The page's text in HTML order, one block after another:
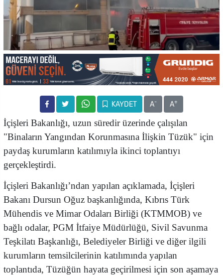
KAYDET A- A+
İçişleri Bakanlığı, uzun süredir üzerinde çalışılan
"Binaların Yangından Korunmasına İlişkin Tüzük" için
paydaş kurumların katılımıyla ikinci toplantıyı
gerçekleştirdi.
İçişleri Bakanlığı’ndan yapılan açıklamada, İçişleri
Bakanı Dursun Oğuz başkanlığında, Kıbrıs Türk
Mühendis ve Mimar Odaları Birliği (KTMMOB) ve
bağlı odalar, PGM İtfaiye Müdürlüğü, Sivil Savunma
Teşkilatı Başkanlığı, Belediyeler Birliği ve diğer ilgili
kurumların temsilcilerinin katılımında yapılan
toplantıda, Tüzüğün hayata geçirilmesi için son aşamaya